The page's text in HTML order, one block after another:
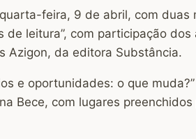
feira, 9 de abril, com
leitura”, com participação
Azigon, da editora Substância.
e oportunidades: o que
Bece, com lugares